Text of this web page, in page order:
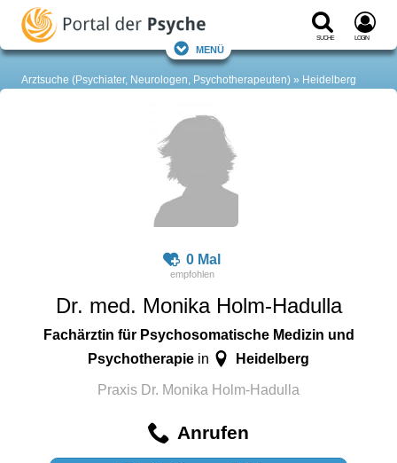
Suche Login
Menü
Arztsuche (Psychiater, Neurologen, Psychotherapeuten) Heidelberg
0 Mal
Dr. med. Monika Holm-Hadulla
Fachärztin für Psychosomatische Medizin und
Psychotherapie in Heidelberg
Praxis Dr. Monika Holm-Hadulla
Anrufen